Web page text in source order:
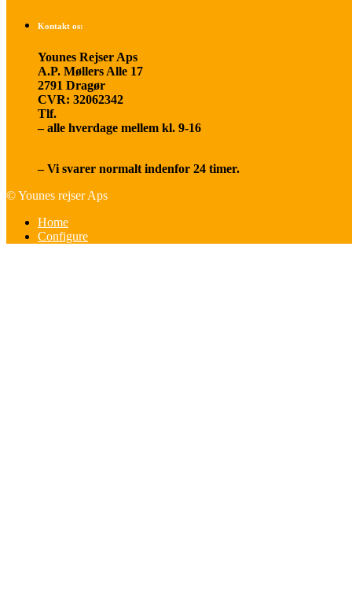
Kontakt os:
Younes Rejser Aps
A.P. Møllers Alle 17
2791 Dragør
CVR: 32062342
Tlf.
– alle hverdage mellem kl. 9-16
– Vi svarer normalt indenfor 24 timer.
© Younes rejser Aps
Home
Configure